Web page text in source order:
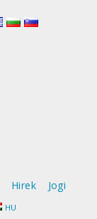
Hirek
Jogi
HU